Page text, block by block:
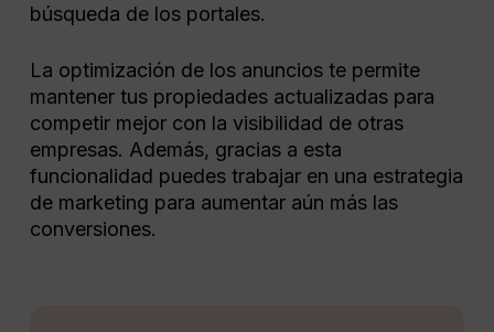
búsqueda de los portales.
La optimización de los anuncios te permite
mantener tus propiedades actualizadas para
competir mejor con la visibilidad de otras
empresas. Además, gracias a esta
funcionalidad puedes trabajar en una estrategia
de marketing para aumentar aún más las
conversiones.